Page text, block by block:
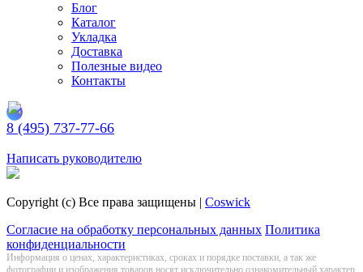
Блог
Каталог
Укладка
Доставка
Полезные видео
Контакты
8 (495) 737-77-66
Написать руководителю
Copyright (c) Все права защищены | Coswick
Согласие на обработку персональных данных Политика
конфиденциальности
Информация о цeнах, хaрактеристиках, сроках и порядке поставки, а так же